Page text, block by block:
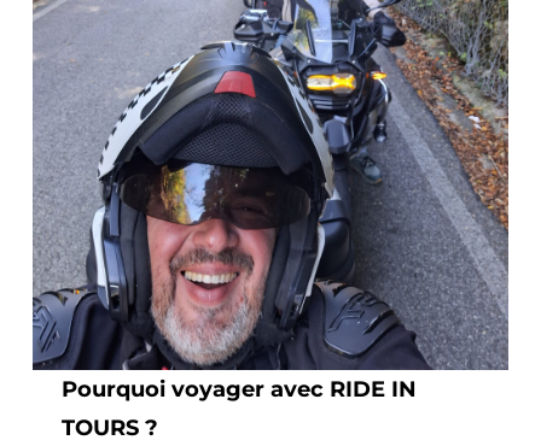
Pourquoi voyager avec RIDE IN
TOURS ?